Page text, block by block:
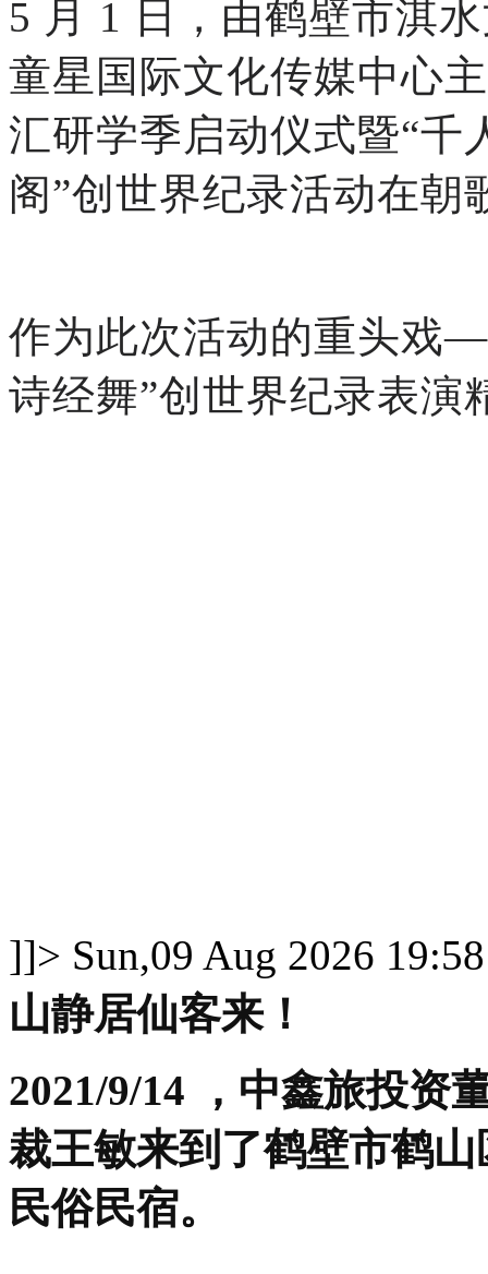
5 月 1 日，由鹤壁市淇
童星国际文化传媒中心
汇研学季启动仪式暨“千
阁”创世界纪录活动在朝
作为此次活动的重头戏
诗经舞”创世界纪录表演
]]> Sun,09 Aug 2026
山静居仙客来！
2021/9/14 ，中鑫旅投资
裁王敏来到了鹤壁市鹤
民俗民宿。